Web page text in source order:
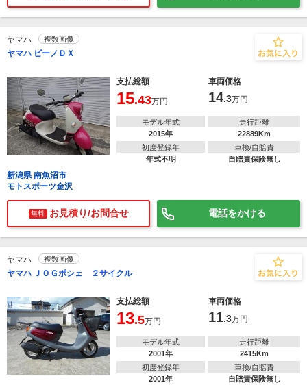
ヤマハ 複数画像
ヤマハ ビーノＤＸ
支払総額 車両価格
15.43万円 14.3万円
モデル年式
2015年
走行距離
22889Km
初度登録年
年式不明
車検/自賠責
自賠責保険無し
新潟県 南魚沼市
モトスポーツ金沢
無料 お見積り/お問合せ 電話をかける
ヤマハ 複数画像
ヤマハ ＪＯＧポシェ ２サイクル
支払総額 車両価格
13.5万円 11.3万円
モデル年式
2001年
走行距離
2415Km
初度登録年
2001年
車検/自賠責
自賠責保険無し